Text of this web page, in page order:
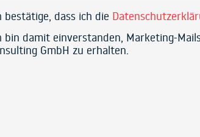
bestätige, dass ich die
bin damit einverstanden, Marketing-
GmbH zu erhalten.